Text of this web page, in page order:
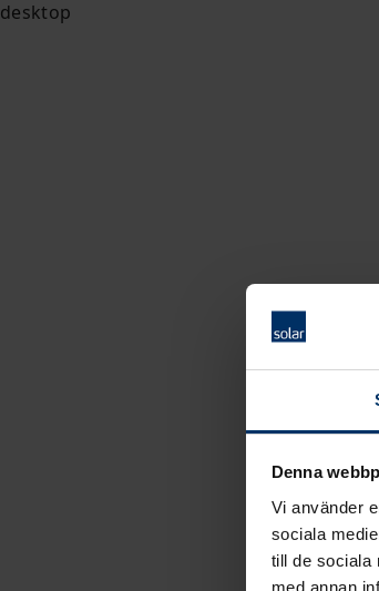
Denna
Vi använder
sociala
till de sociala
med annan